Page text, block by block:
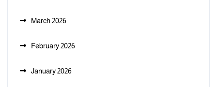
March 2026
February 2026
January 2026